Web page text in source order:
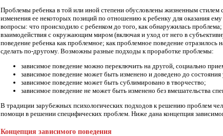
Проблемы ребенка в той или иной степени обусловлены жизненным
изменения ее некоторых позиций по отношению к ребенку для оказания
вопросы: что происходило с ребенком до того, как обнаружилась
взаимодействия с окружающим миром (включая и уход от него в
поведение ребенка как проблемное; как проблемное поведение
сделать по-другому. Возможны разные подходы к проработке проблемы:
зависимое поведение можно переключить на другой, социально
зависимое поведение может быть изменено и доведено до состояния
зависимое поведение может быть сублимировано в творчество;
зависимое поведение не может быть изменено без вмешательства
В традиции зарубежных психологических подходов к решению проблем
помощи в решении специфических проблем. Ниже дана концепция
Концепция зависимого поведения